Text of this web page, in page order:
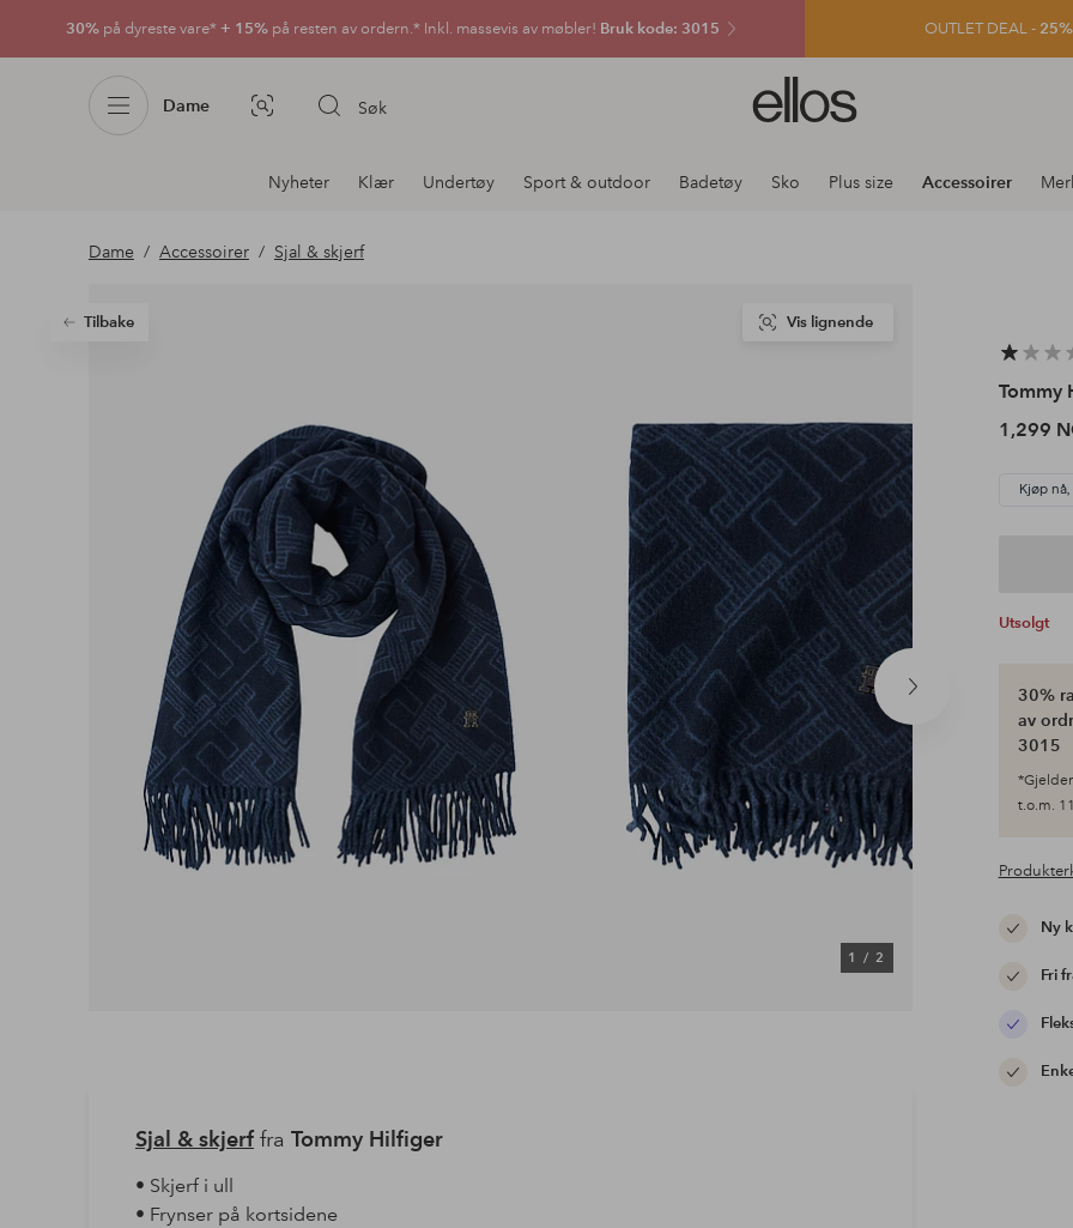
30% på dyreste vare* + 15% på resten av ordern.* Inkl. massevis av møbler! Bruk kode: 3015 OUTLET DEAL -
Dame Bildesøk Søk
Ellos
logo
gå
Avdelingsnavigering
Nyheter Klær Undertøy Sport & outdoor Badetøy Sko Plus size Accessoirer
Dame Accessoirer Sjal & skjerf
Tilbake
Neste
produkt
1/ 2
Vis lignende
Tommy
1,299
Kjøp
Utsolgt
30%
av
3015
t.o.m.
Ny
Fri
Sjal & skjerffra Tommy Hilfiger
• Skjerf i ull
• Frynser på kortsidene